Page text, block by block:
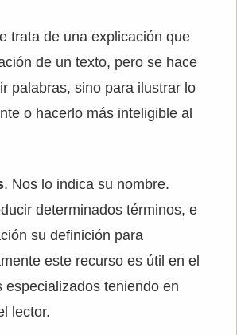
trata de una explicación que
de un texto, pero se hace
palabras, sino para ilustrar lo
o hacerlo más inteligible al
. Nos lo indica su nombre.
determinados términos, e
su definición para
este recurso es útil en el
especializados teniendo en
lector.